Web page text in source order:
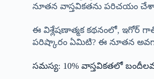
నూతన వాస్తవికతను పరిచయం
ఈ విశ్లేషణాత్మక కథనంలో, ఇగోర్
పరిష్కారం ఏమిటి? ఈ నూతన
సమస్య: 10% వాస్తవికతలో